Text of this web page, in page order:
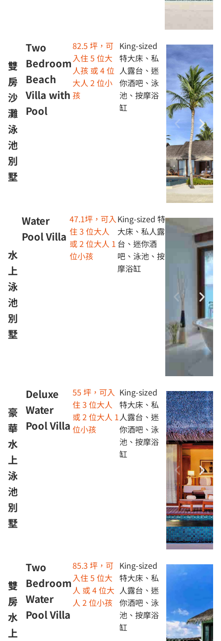
雙
房
沙
灘
泳
池
別
墅
Two
Bedroom
Beach
Villa with
Pool
82.5 坪，可
入住 5 位大
人孩 或 4 位
大人 2 位小
孩
King-sized
特大床、私
人露台、迷
你酒吧、泳
池、按摩浴
缸
水
上
泳
池
別
墅
Water
Pool Villa
47.1坪，可入
住 3 位大人
或 2 位大人 1
位小孩
King-sized 特
大床、私人露
台、迷你酒
吧、泳池、按
摩浴缸
豪
華
水
上
泳
池
別
墅
Deluxe
Water
Pool Villa
55 坪，可入
住 3 位大人
或 2 位大人 1
位小孩
King-sized
特大床、私
人露台、迷
你酒吧、泳
池、按摩浴
缸
雙
房
水
上
Two
Bedroom
Water
Pool Villa
85.3 坪，可
入住 5 位大
人 或 4 位大
人 2 位小孩
King-sized
特大床、私
人露台、迷
你酒吧、泳
池、按摩浴
缸